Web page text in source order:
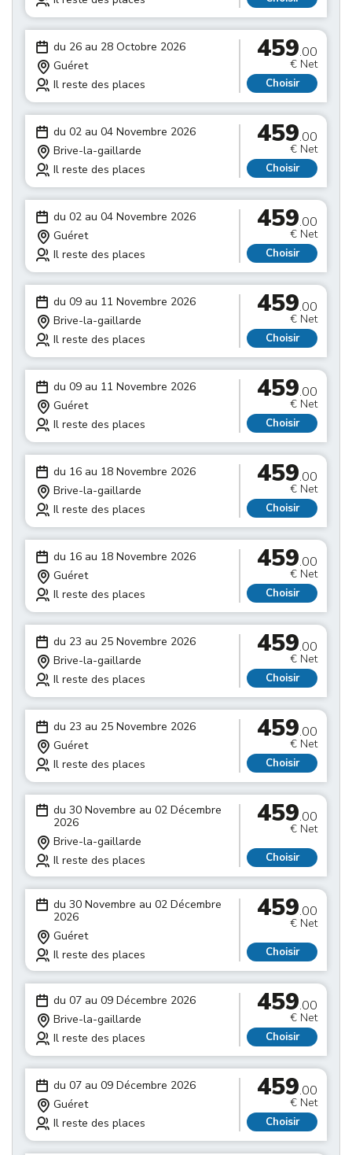
du 26 au 28 Octobre 2026
Guéret
Il reste des places
459.00
€ Net
Choisir
du 02 au 04 Novembre 2026
Brive-la-gaillarde
Il reste des places
459.00
€ Net
Choisir
du 02 au 04 Novembre 2026
Guéret
Il reste des places
459.00
€ Net
Choisir
du 09 au 11 Novembre 2026
Brive-la-gaillarde
Il reste des places
459.00
€ Net
Choisir
du 09 au 11 Novembre 2026
Guéret
Il reste des places
459.00
€ Net
Choisir
du 16 au 18 Novembre 2026
Brive-la-gaillarde
Il reste des places
459.00
€ Net
Choisir
du 16 au 18 Novembre 2026
Guéret
Il reste des places
459.00
€ Net
Choisir
du 23 au 25 Novembre 2026
Brive-la-gaillarde
Il reste des places
459.00
€ Net
Choisir
du 23 au 25 Novembre 2026
Guéret
Il reste des places
459.00
€ Net
Choisir
du 30 Novembre au 02 Décembre
2026
Brive-la-gaillarde
Il reste des places
459.00
€ Net
Choisir
du 30 Novembre au 02 Décembre
2026
Guéret
Il reste des places
459.00
€ Net
Choisir
du 07 au 09 Décembre 2026
Brive-la-gaillarde
Il reste des places
459.00
€ Net
Choisir
du 07 au 09 Décembre 2026
Guéret
Il reste des places
459.00
€ Net
Choisir